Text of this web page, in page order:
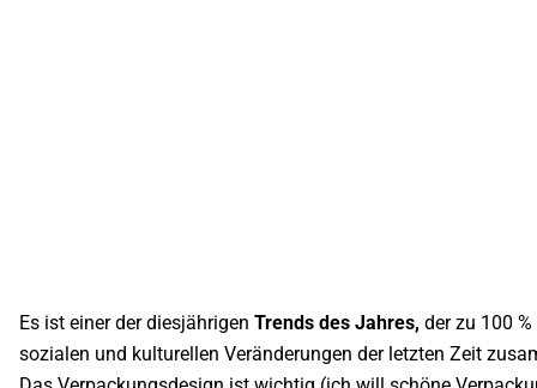
Es ist einer der diesjährigen Trends des Jahres, der zu 100
sozialen und kulturellen Veränderungen der letzten Zeit